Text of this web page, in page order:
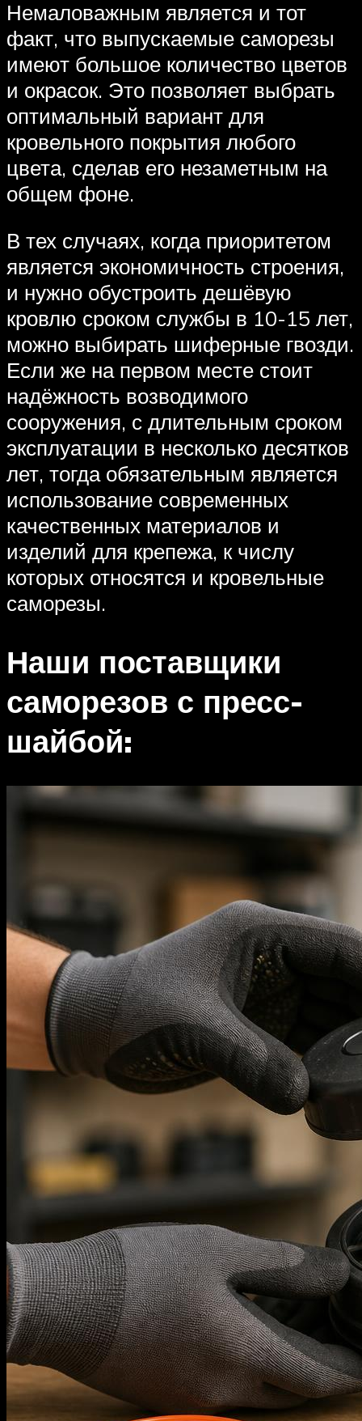
Немаловажным является и тот
факт, что выпускаемые саморезы
имеют большое количество цветов
и окрасок. Это позволяет выбрать
оптимальный вариант для
кровельного покрытия любого
цвета, сделав его незаметным на
общем фоне.
В тех случаях, когда приоритетом
является экономичность строения,
и нужно обустроить дешёвую
кровлю сроком службы в 10-15 лет,
можно выбирать шиферные гвозди.
Если же на первом месте стоит
надёжность возводимого
сооружения, с длительным сроком
эксплуатации в несколько десятков
лет, тогда обязательным является
использование современных
качественных материалов и
изделий для крепежа, к числу
которых относятся и кровельные
саморезы.
Наши поставщики
саморезов с пресс-
шайбой: